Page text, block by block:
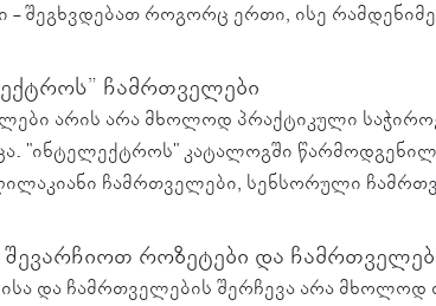
- შეგხვდებათ როგორც ერთი, ისე
ჩამრთველები
არის არა მხოლოდ პრაქტიკული
"ინტელექტროს" კატალოგში
ჩამრთველები, სენსორული
როზეტები და
და ჩამრთველების შერჩევა არა მხოლოდ